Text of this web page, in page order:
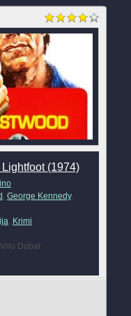
(1974)
, George Kennedy,
, Krimi
Dobar